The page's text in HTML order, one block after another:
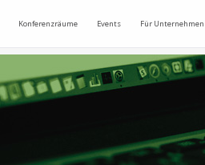
Konferenzräume Events Für Unternehmen